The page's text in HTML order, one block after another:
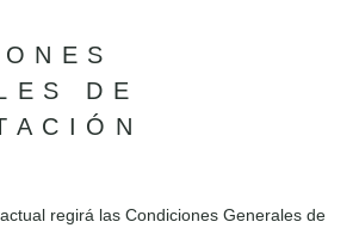
DE
regirá las Condiciones Generales de